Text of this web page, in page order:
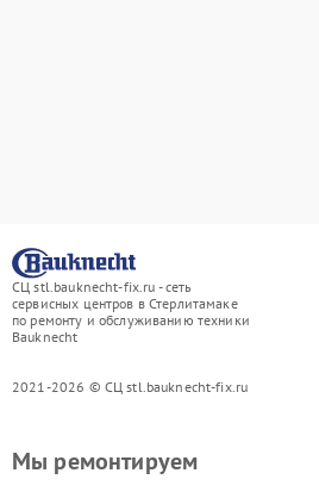
СЦ stl.bauknecht-fix.ru - сеть
сервисных центров в Стерлитамаке
по ремонту и обслуживанию техники
Bauknecht
2021-2026 © СЦ stl.bauknecht-fix.ru
Мы ремонтируем